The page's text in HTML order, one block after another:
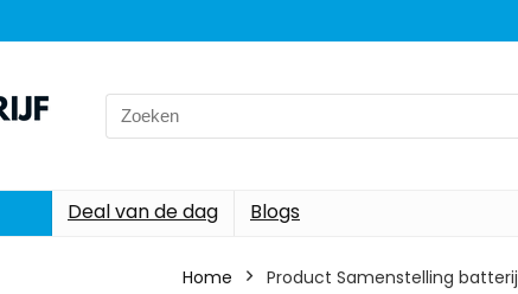
Search
for:
Deal van de dag Blogs
Home Product Samenstelling batterij